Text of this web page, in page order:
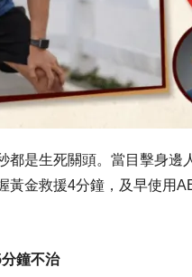
都是生死關頭。當目擊身
黃金救援4分鐘，及早使用
鐘不治